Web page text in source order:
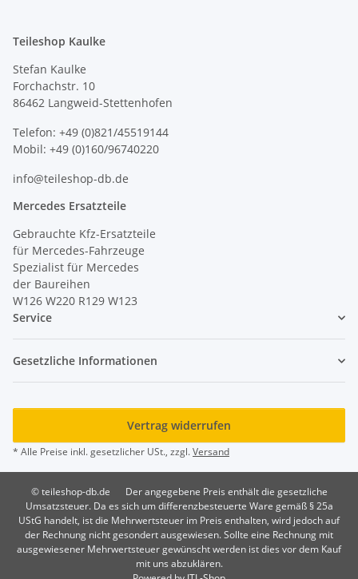
Teileshop Kaulke
Stefan Kaulke
Forchachstr. 10
86462 Langweid-Stettenhofen
Telefon: +49 (0)821/45519144
Mobil: +49 (0)160/96740220
info@teileshop-db.de
Mercedes Ersatzteile
Gebrauchte Kfz-Ersatzteile
für Mercedes-Fahrzeuge
Spezialist für Mercedes
der Baureihen
W126 W220 R129 W123
Service
Gesetzliche Informationen
Vertrag widerrufen
* Alle Preise inkl. gesetzlicher USt., zzgl.Versand
© teileshop-db.de
Der angegebene Preis enthält die gesetzliche
Umsatzsteuer. Da es sich um differenzbesteuerte Ware gemäß § 25a
UStG handelt, ist die Mehrwertsteuer im Preis enthalten, wird jedoch auf
der Rechnung nicht gesondert ausgewiesen. Sollte eine Rechnung mit
ausgewiesener Mehrwertsteuer gewünscht werden ist dies vor dem Kauf
mit uns abzuklären.